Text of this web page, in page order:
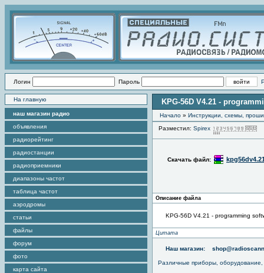
Логин Пароль
На главную
наш магазин радио
объявления
радиорейтинг
радиостанции
радиоприемники
диапазоны частот
таблица частот
аэродромы
статьи
файлы
форум
фото
карта сайта
KPG-56D V4.21 -
Начало » Инструкции, схемы,
Разместил: Spirex
Скачать файл:
Описание файла
KPG-56D V4.21 - programming
Цитата
Наш магазин:
Различные приборы,